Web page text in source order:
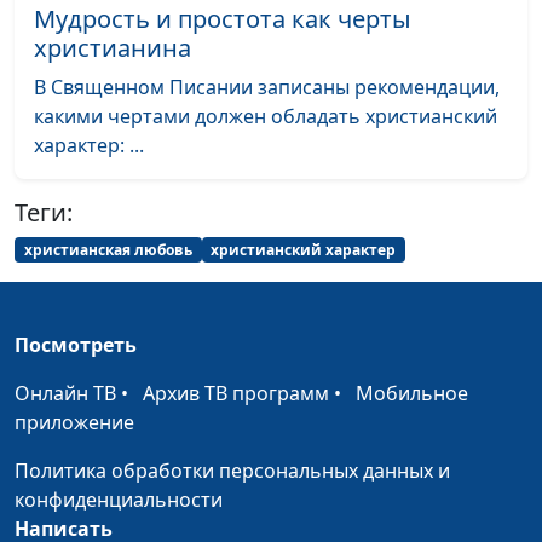
Христос?
священнослужитель
Конституция с точки
зрения Бога и
человека
священнослужитель
Как Иисус исцеляет
людей?
Павел Меженин,
священнослужитель
Как узнать волю
Божию?
Исцеление души и
тела
Павел Меженин,
Как помочь сиротам?
Павел Меженин,
Мудрость и простота как черты
христианина
В Священном Писании записаны рекомендации,
какими чертами должен обладать христианский
характер: ...
Теги:
христианская любовь христианский характер
Посмотреть
Онлайн ТВ • Архив ТВ программ • Мобильное
приложение
Политика обработки персональных данных и
конфиденциальности
Написать